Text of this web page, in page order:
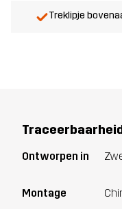
Treklipje
Ontworpen in
Montage